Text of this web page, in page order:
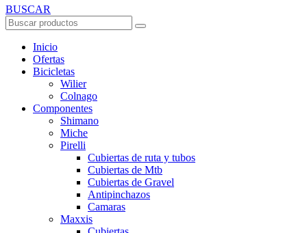
BUSCAR
Inicio
Ofertas
Bicicletas
Wilier
Colnago
Componentes
Shimano
Miche
Pirelli
Cubiertas de ruta y tubos
Cubiertas de Mtb
Cubiertas de Gravel
Antipinchazos
Camaras
Maxxis